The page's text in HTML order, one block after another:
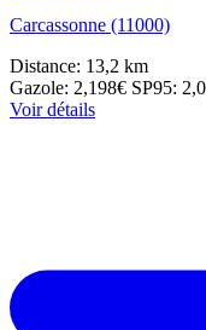
Carcassonne (11000)
Distance: 13,2 km
Gazole: 2,198€ SP95:
Voir détails